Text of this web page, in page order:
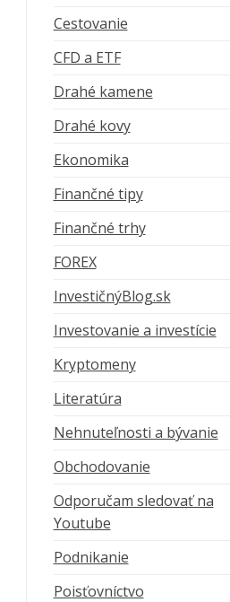
Cestovanie
CFD a ETF
Drahé kamene
Drahé kovy
Ekonomika
Finančné tipy
Finančné trhy
FOREX
InvestičnýBlog.sk
Investovanie a investície
Kryptomeny
Literatúra
Nehnuteľnosti a bývanie
Obchodovanie
Odporučam sledovať na
Youtube
Podnikanie
Poisťovníctvo